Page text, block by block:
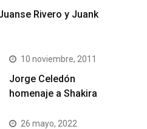
Rivero y Juank
10 noviembre, 2011
Jorge Celedón
homenaje a Shakira
26 mayo, 2022